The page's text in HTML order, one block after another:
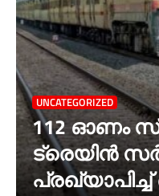
UNCATEGORIZED
112 ഓണം
ട്രെയിൻ